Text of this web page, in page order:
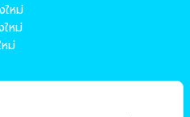
ใหม่
ใหม่
ม่